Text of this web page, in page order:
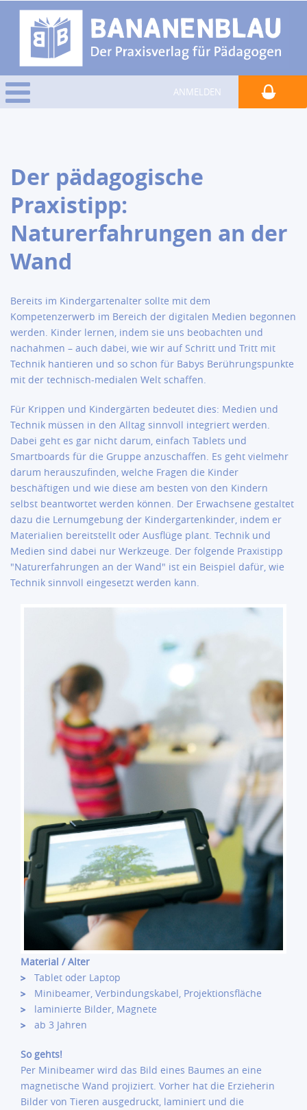
ANMELDEN
Der pädagogische
Praxistipp:
Naturerfahrungen an der
Wand
Bereits im Kindergartenalter sollte mit dem
Kompetenzerwerb im Bereich der digitalen Medien begonnen
werden. Kinder lernen, indem sie uns beobachten und
nachahmen – auch dabei, wie wir auf Schritt und Tritt mit
Technik hantieren und so schon für Babys Berührungspunkte
mit der technisch-medialen Welt schaffen.
Für Krippen und Kindergärten bedeutet dies: Medien und
Technik müssen in den Alltag sinnvoll integriert werden.
Dabei geht es gar nicht darum, einfach Tablets und
Smartboards für die Gruppe anzuschaffen. Es geht vielmehr
darum herauszufinden, welche Fragen die Kinder
beschäftigen und wie diese am besten von den Kindern
selbst beantwortet werden können. Der Erwachsene gestaltet
dazu die Lernumgebung der Kindergartenkinder, indem er
Materialien bereitstellt oder Ausflüge plant. Technik und
Medien sind dabei nur Werkzeuge. Der folgende Praxistipp
"Naturerfahrungen an der Wand" ist ein Beispiel dafür, wie
Technik sinnvoll eingesetzt werden kann.
Material / Alter
Tablet oder Laptop
Minibeamer, Verbindungskabel, Projektionsfläche
laminierte Bilder, Magnete
ab 3 Jahren
So gehts!
Per Minibeamer wird das Bild eines Baumes an eine
magnetische Wand projiziert. Vorher hat die Erzieherin
Bilder von Tieren ausgedruckt, laminiert und die